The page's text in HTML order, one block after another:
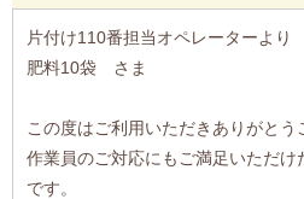
片付け110番担当オペレーターより
肥料10袋 さま
この度はご利用いただきありがとう
作業員のご対応にもご満足いただけ
です。